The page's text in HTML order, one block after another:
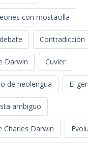
con mostacilla
Contradicción
Darwin Cuvier
de neolengua El
ambiguo
Charles Darwin